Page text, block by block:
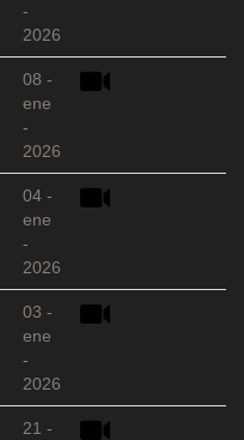
-
2026
08 -
ene
-
2026
04 -
ene
-
2026
03 -
ene
-
2026
21 -